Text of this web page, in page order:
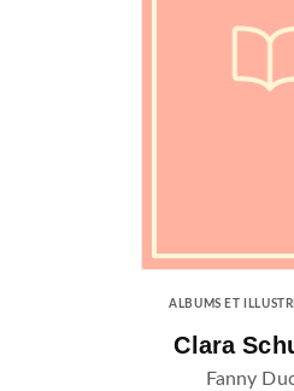
ALBUMS ET
Clara
Fanny